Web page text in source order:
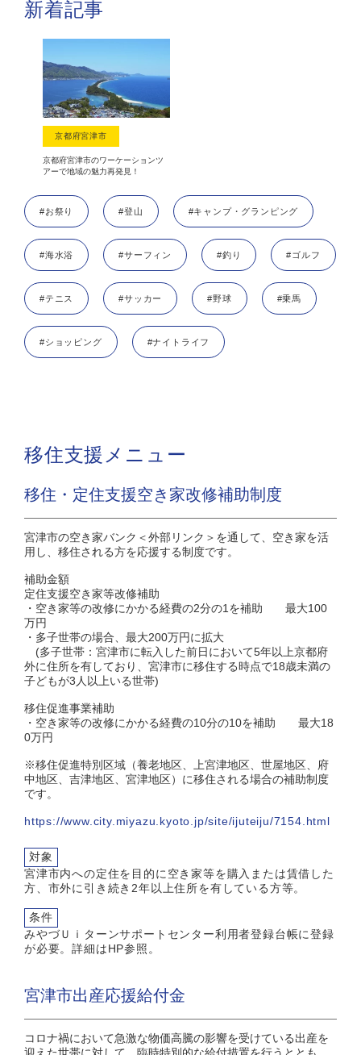
新着記事
京都府宮津市
京都府宮津市のワーケーションツ
アーで地域の魅力再発見！
#お祭り #登山 #キャンプ・グランピング
#海水浴 #サーフィン #釣り #ゴルフ
#テニス #サッカー #野球 #乗馬
#ショッピング #ナイトライフ
移住支援メニュー
移住・定住支援空き家改修補助制度
宮津市の空き家バンク＜外部リンク＞を通して、空き家を活
用し、移住される方を応援する制度です。
補助金額
定住支援空き家等改修補助
・空き家等の改修にかかる経費の2分の1を補助 最大100
万円
・多子世帯の場合、最大200万円に拡大
(多子世帯：宮津市に転入した前日において5年以上京都府
外に住所を有しており、宮津市に移住する時点で18歳未満の
子どもが3人以上いる世帯)
移住促進事業補助
・空き家等の改修にかかる経費の10分の10を補助 最大18
0万円
※移住促進特別区域（養老地区、上宮津地区、世屋地区、府
中地区、吉津地区、宮津地区）に移住される場合の補助制度
です。
https://www.city.miyazu.kyoto.jp/site/ijuteiju/7154.html
対象
宮津市内への定住を目的に空き家等を購入または賃借した
方、市外に引き続き2年以上住所を有している方等。
条件
みやづＵｉターンサポートセンター利用者登録台帳に登録
が必要。詳細はHP参照。
宮津市出産応援給付金
コロナ禍において急激な物価高騰の影響を受けている出産を